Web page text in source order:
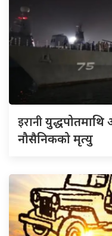
इरानी
नौसैनिकको मृत्यु